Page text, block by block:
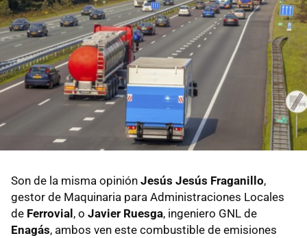
Son de la misma opinión Jesús Jesús Fraganillo,
gestor de Maquinaria para Administraciones Locales
de Ferrovial, o Javier Ruesga, ingeniero GNL de
Enagás, ambos ven este combustible de emisiones